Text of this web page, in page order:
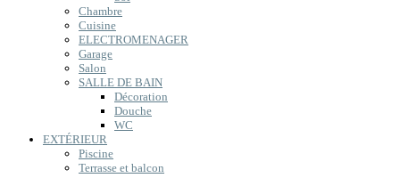
Chambre
Cuisine
ELECTROMENAGER
Garage
Salon
SALLE DE BAIN
Décoration
Douche
WC
EXTÉRIEUR
Piscine
Terrasse et balcon